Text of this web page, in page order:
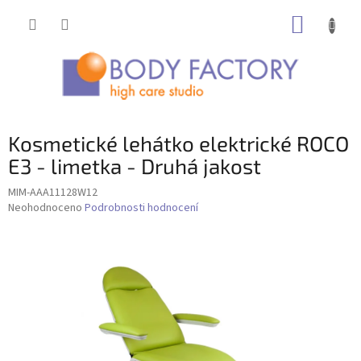
Kosmetické lehátko elektrické ROCO
E3 - limetka - Druhá jakost
MIM-AAA11128W12
Průměrné
Neohodnoceno Podrobnosti hodnocení